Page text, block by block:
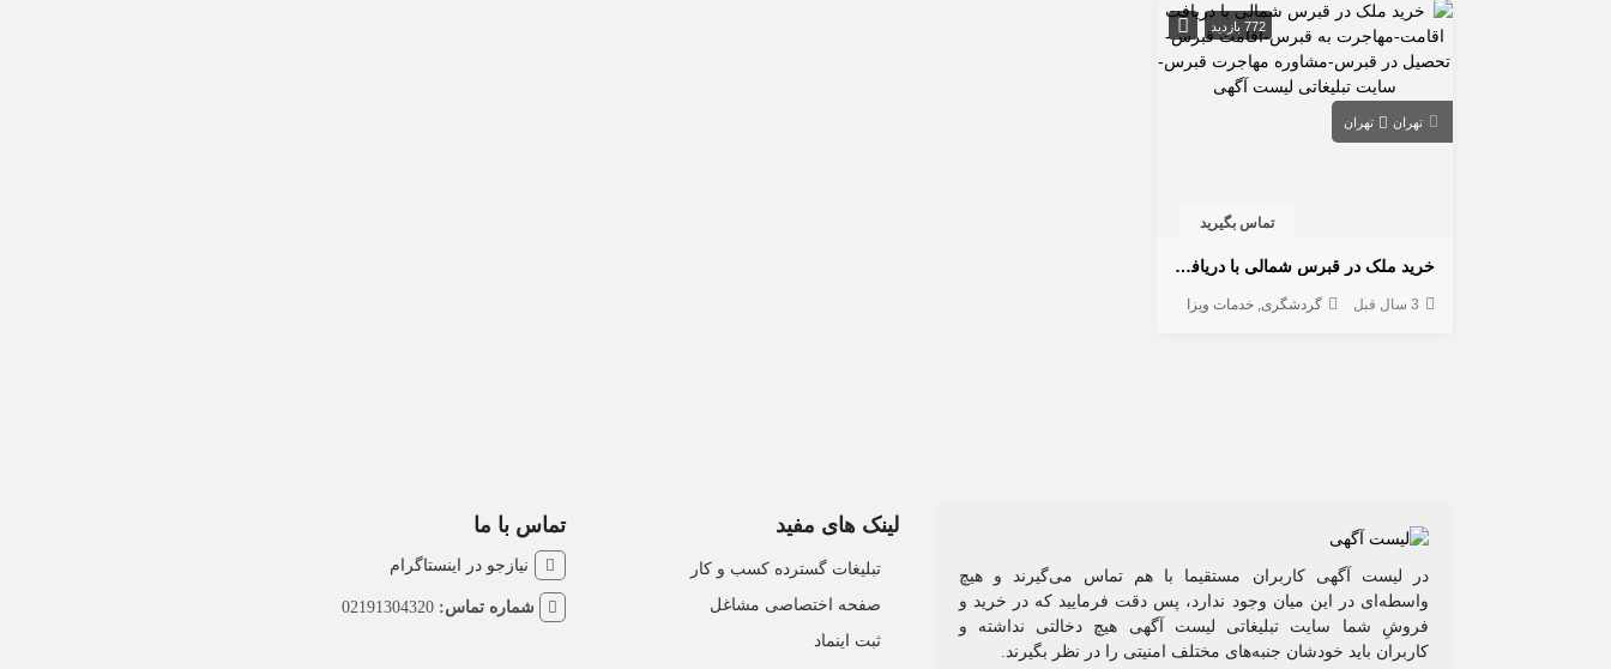
772 بازدید
تهران تهران
تماس بگیرید
خرید ملک در قبرس شمالی با دریافت اقامت
3 سال قبل گردشگری خدمات ویزا
در لیست آگهی کاربران مستقیما با هم تماس می‌گیرند و هیچ
واسطه‌ای در این میان وجود ندارد، پس دقت فرمایید که در خرید و
فروشِ شما سایت تبلیغاتی لیست آگهی هیچ دخالتی نداشته و
کاربران باید خودشان جنبه‌های مختلف امنیتی را در نظر بگیرند.
لینک های مفید
تبلیغات گسترده کسب و کار
صفحه اختصاصی مشاغل
ثبت اینماد
تماس با ما
نیازجو در اینستاگرام
شماره تماس: 02191304320